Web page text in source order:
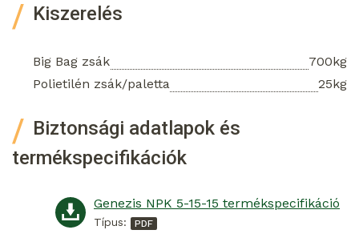
Kiszerelés
Big Bag zsák
700kg
Polietilén zsák/paletta
25kg
Biztonsági adatlapok és
termékspecifikációk
Genezis NPK 5-15-15 termékspecifikáció
Típus: